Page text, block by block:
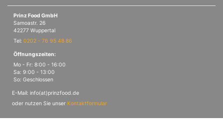
Prinz Food GmbH
Samoastr. 26
42277 Wuppertal
Tel: 0202 - 76 95 48 86
Öffnungszeiten:
Mo - Fr: 8:00 - 16:00
Sa: 9:00 - 13:00
So: Geschlossen
E-Mail: info(at)prinzfood.de
oder nutzen Sie unser Kontaktformular